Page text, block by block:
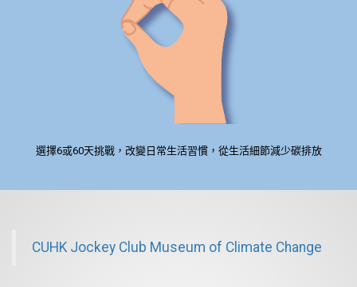
選擇6或60天挑戰，改變日常生活習慣，從生活細節減少碳排放
CUHK Jockey Club Museum of Climate Change